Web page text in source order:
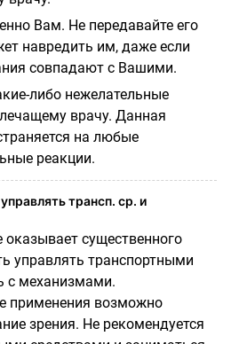
Вам. Не передавайте его
навредить им, даже если
совпадают с Вашими.
либо нежелательные
врачу. Данная
на любые
реакции.
трансп. ср. и
существенного
управлять транспортными
с механизмами.
применения возможно
зрения. Не рекомендуется